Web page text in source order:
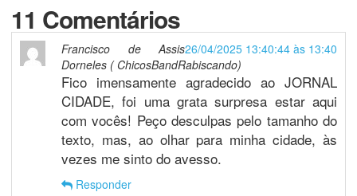
11 Comentários
26/04/2025 13:40:44 às 13:40
Francisco de Assis
Dorneles ( ChicosBandRabiscando)
Fico imensamente agradecido ao JORNAL
CIDADE, foi uma grata surpresa estar aqui
com vocês! Peço desculpas pelo tamanho do
texto, mas, ao olhar para minha cidade, às
vezes me sinto do avesso.
Responder